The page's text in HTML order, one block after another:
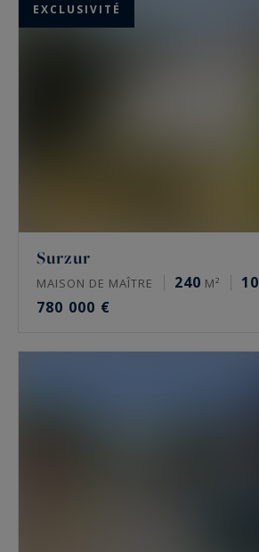
EXCLUSIVITÉ
Surzur
MAISON DE MAÎTRE 240 M² 10
780 000 €